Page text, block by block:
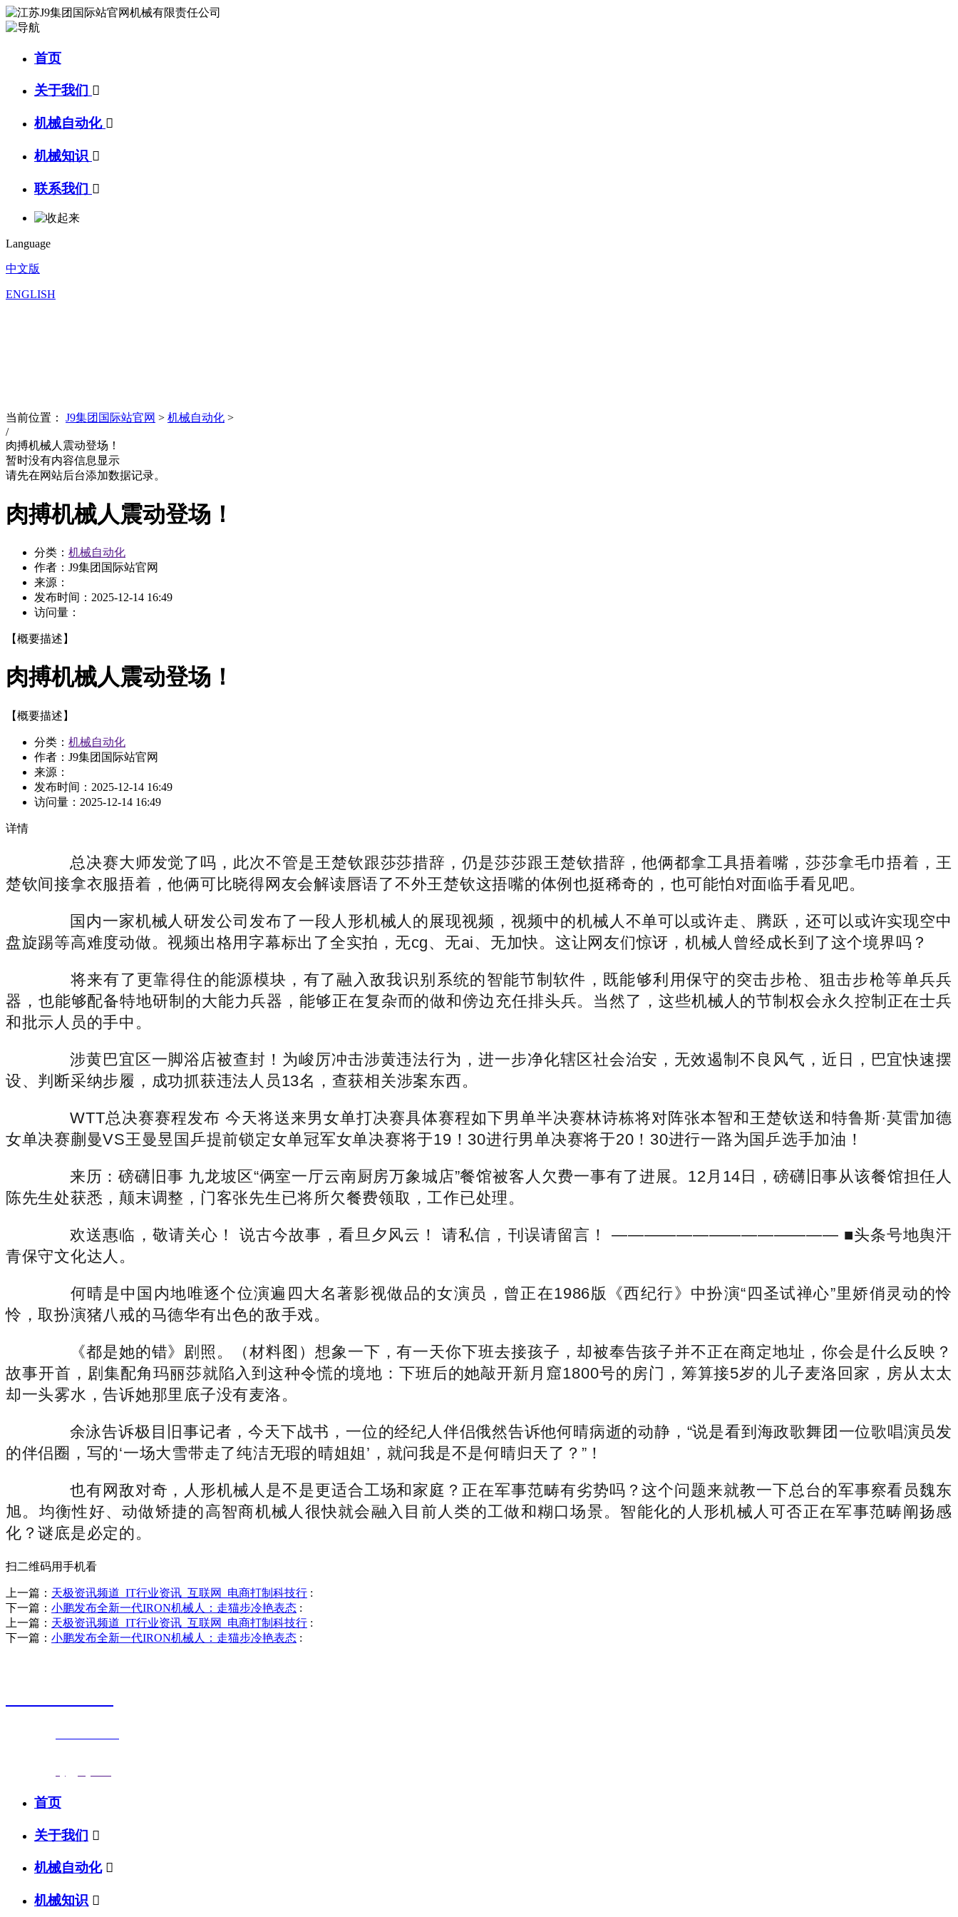
首页
关于我们 
机械自动化 
机械知识 
联系我们 
Language
中文版
ENGLISH
当前位置： J9集团国际站官网 > 机械自动化 >
/
肉搏机械人震动登场！
暂时没有内容信息显示
请先在网站后台添加数据记录。
肉搏机械人震动登场！
分类： 机械自动化
作者：J9集团国际站官网
来源：
发布时间： 2025-12-14 16:49
访问量：
【概要描述】
肉搏机械人震动登场！
【概要描述】
分类： 机械自动化
作者：J9集团国际站官网
来源：
发布时间： 2025-12-14 16:49
访问量： 2025-12-14 16:49
详情
总决赛大师发觉了吗，此次不管是王楚钦跟莎莎措辞，仍是莎莎跟王楚钦措辞，他俩都拿工具捂着嘴，莎莎拿毛巾捂着，王
楚钦间接拿衣服捂着，他俩可比晓得网友会解读唇语了不外王楚钦这捂嘴的体例也挺稀奇的，也可能怕对面临手看见吧。
国内一家机械人研发公司发布了一段人形机械人的展现视频，视频中的机械人不单可以或许走、腾跃，还可以或许实现空中
盘旋踢等高难度动做。视频出格用字幕标出了全实拍，无cg、无ai、无加快。这让网友们惊讶，机械人曾经成长到了这个境界吗？
将来有了更靠得住的能源模块，有了融入敌我识别系统的智能节制软件，既能够利用保守的突击步枪、狙击步枪等单兵兵
器，也能够配备特地研制的大能力兵器，能够正在复杂而的做和傍边充任排头兵。当然了，这些机械人的节制权会永久控制正在士兵
和批示人员的手中。
涉黄巴宜区一脚浴店被查封！为峻厉冲击涉黄违法行为，进一步净化辖区社会治安，无效遏制不良风气，近日，巴宜快速摆
设、判断采纳步履，成功抓获违法人员13名，查获相关涉案东西。
WTT总决赛赛程发布 今天将送来男女单打决赛具体赛程如下男单半决赛林诗栋将对阵张本智和王楚钦送和特鲁斯·莫雷加德
女单决赛蒯曼VS王曼昱国乒提前锁定女单冠军女单决赛将于19！30进行男单决赛将于20！30进行一路为国乒选手加油！
来历：磅礴旧事 九龙坡区“俩室一厅云南厨房万象城店”餐馆被客人欠费一事有了进展。12月14日，磅礴旧事从该餐馆担任人
陈先生处获悉，颠末调整，门客张先生已将所欠餐费领取，工作已处理。
欢送惠临，敬请关心！ 说古今故事，看旦夕风云！ 请私信，刊误请留言！ —————————————— ■头条号地舆汗
青保守文化达人。
何晴是中国内地唯逐个位演遍四大名著影视做品的女演员，曾正在1986版《西纪行》中扮演“四圣试禅心”里娇俏灵动的怜
怜，取扮演猪八戒的马德华有出色的敌手戏。
《都是她的错》剧照。（材料图）想象一下，有一天你下班去接孩子，却被奉告孩子并不正在商定地址，你会是什么反映？
故事开首，剧集配角玛丽莎就陷入到这种令慌的境地：下班后的她敲开新月窟1800号的房门，筹算接5岁的儿子麦洛回家，房从太太
却一头雾水，告诉她那里底子没有麦洛。
余泳告诉极目旧事记者，今天下战书，一位的经纪人伴侣俄然告诉他何晴病逝的动静，“说是看到海政歌舞团一位歌唱演员发
的伴侣圈，写的‘一场大雪带走了纯洁无瑕的晴姐姐’，就问我是不是何晴归天了？”！
也有网敌对奇，人形机械人是不是更适合工场和家庭？正在军事范畴有劣势吗？这个问题来就教一下总台的军事察看员魏东
旭。均衡性好、动做矫捷的高智商机械人很快就会融入目前人类的工做和糊口场景。智能化的人形机械人可否正在军事范畴阐扬感
化？谜底是必定的。
扫二维码用手机看
上一篇： 天极资讯频道_IT行业资讯_互联网_电商打制科技行 :
下一篇： 小鹏发布全新一代IRON机械人：走猫步冷艳表态 :
上一篇： 天极资讯频道_IT行业资讯_互联网_电商打制科技行 :
下一篇： 小鹏发布全新一代IRON机械人：走猫步冷艳表态 :
首页
关于我们 
机械自动化 
机械知识 